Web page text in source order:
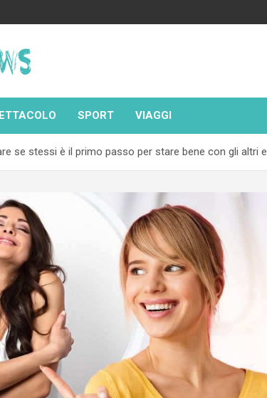
SPORT VIAGGI
se stessi è il primo passo per stare bene con gli altri